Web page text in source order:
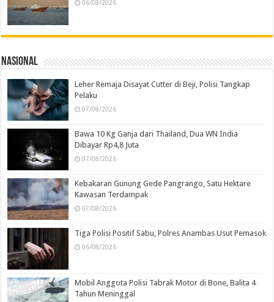
06/08/2026
Nasional
Leher Remaja Disayat Cutter di Beji, Polisi Tangkap
Pelaku
07/08/2026
Bawa 10 Kg Ganja dari Thailand, Dua WN India
Dibayar Rp4,8 Juta
07/08/2026
Kebakaran Gunung Gede Pangrango, Satu Hektare
Kawasan Terdampak
07/08/2026
Tiga Polisi Positif Sabu, Polres Anambas Usut Pemasok
06/08/2026
Mobil Anggota Polisi Tabrak Motor di Bone, Balita 4
Tahun Meninggal